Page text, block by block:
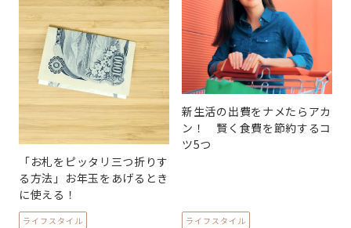
「お札をピッタリ三つ折りす
る方法」お年玉をあげるとき
に使える！
ライフスタイル
新生活の出費をナメたらアカ
ン！ 賢く食費を節約するコ
ツ5つ
ライフスタイル